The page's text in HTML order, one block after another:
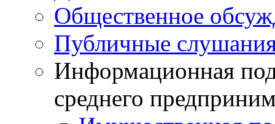
Общественное
Публичные
Информационная
среднего